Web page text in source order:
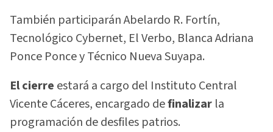
También participarán Abelardo R. Fortín,
Tecnológico Cybernet, El Verbo, Blanca Adriana
Ponce Ponce y Técnico Nueva Suyapa.
El cierre estará a cargo del Instituto Central
Vicente Cáceres, encargado definalizar la
programación de desfiles patrios.